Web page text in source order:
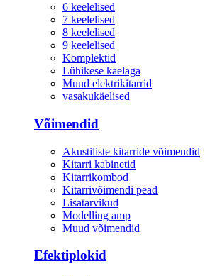
6 keelelised
7 keelelised
8 keelelised
9 keelelised
Komplektid
Lühikese kaelaga
Muud elektrikitarrid
vasakukäelised
Võimendid
Akustiliste kitarride võimendid
Kitarri kabinetid
Kitarrikombod
Kitarrivõimendi pead
Lisatarvikud
Modelling amp
Muud võimendid
Efektiplokid